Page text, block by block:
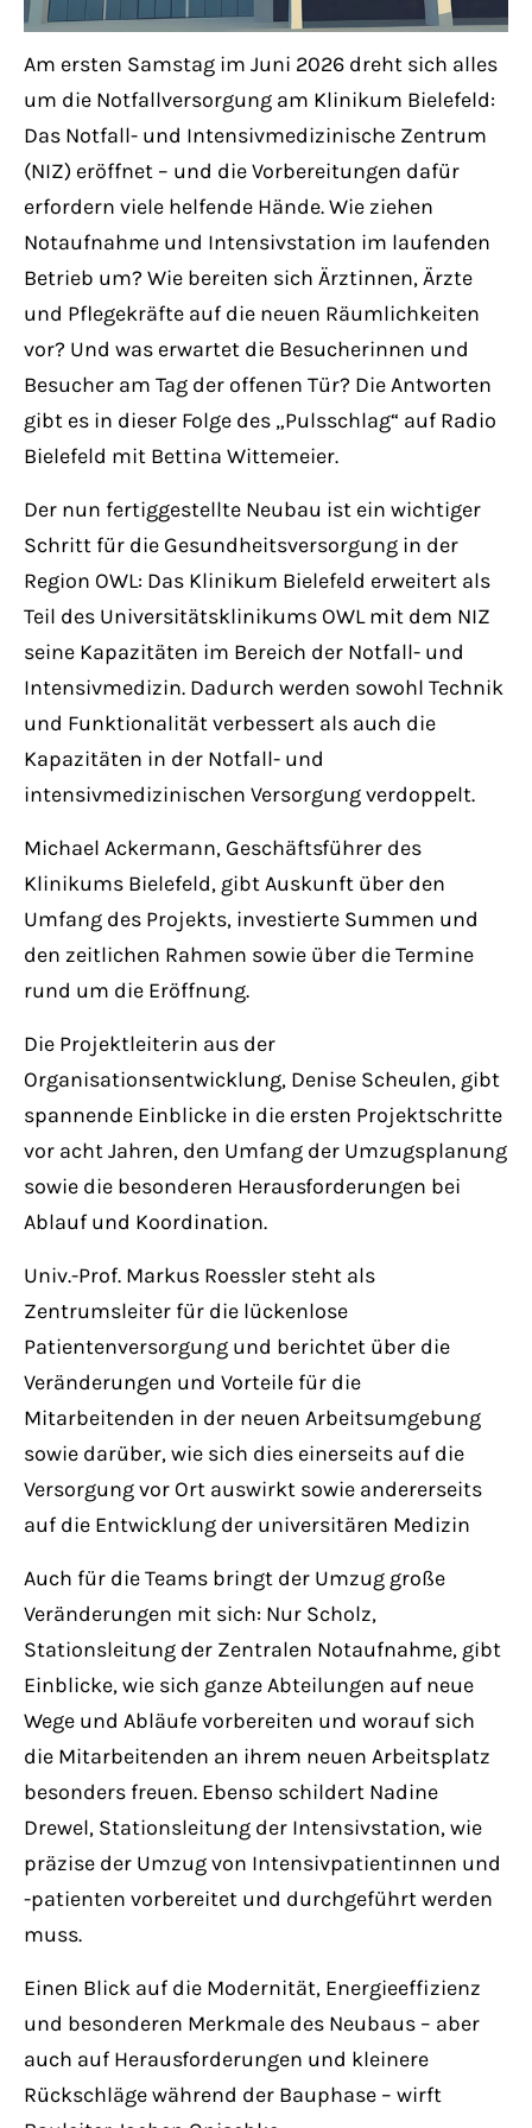
Have any questions?
Drop us a line
info@yourdomain.com
About us
Lorem ipsum dolor sit amet, consectetuer
adipiscing elit.
massa. Cum sociis natoque penatibus et
magnis dis parturient montes, nascetur
nec.
Am ersten Samstag im Juni 2026 dreht sich alles
um die Notfallversorgung am Klinikum Bielefeld:
Das Notfall- und Intensivmedizinische Zentrum
(NIZ) eröffnet – und die Vorbereitungen dafür
erfordern viele helfende Hände. Wie ziehen
Notaufnahme und Intensivstation im laufenden
Betrieb um? Wie bereiten sich Ärztinnen, Ärzte
und Pflegekräfte auf die neuen Räumlichkeiten
vor? Und was erwartet die Besucherinnen und
Besucher am Tag der offenen Tür? Die Antworten
gibt es in dieser Folge des „Pulsschlag“ auf Radio
Bielefeld mit Bettina Wittemeier.
Der nun fertiggestellte Neubau ist ein wichtiger
Schritt für die Gesundheitsversorgung in der
Region OWL: Das Klinikum Bielefeld erweitert als
Teil des Universitätsklinikums OWL mit dem NIZ
seine Kapazitäten im Bereich der Notfall- und
Intensivmedizin. Dadurch werden sowohl Technik
und Funktionalität verbessert als auch die
Kapazitäten in der Notfall- und
intensivmedizinischen Versorgung verdoppelt.
Michael Ackermann, Geschäftsführer des
Klinikums Bielefeld, gibt Auskunft über den
Umfang des Projekts, investierte Summen und
den zeitlichen Rahmen sowie über die Termine
rund um die Eröffnung.
Die Projektleiterin aus der
Organisationsentwicklung, Denise Scheulen, gibt
spannende Einblicke in die ersten Projektschritte
vor acht Jahren, den Umfang der Umzugsplanung
sowie die besonderen Herausforderungen bei
Ablauf und Koordination.
Univ.-Prof. Markus Roessler steht als
Zentrumsleiter für die lückenlose
Patientenversorgung und berichtet über die
Veränderungen und Vorteile für die
Mitarbeitenden in der neuen Arbeitsumgebung
sowie darüber, wie sich dies einerseits auf die
Versorgung vor Ort auswirkt sowie andererseits
auf die Entwicklung der universitären Medizin
Auch für die Teams bringt der Umzug große
Veränderungen mit sich: Nur Scholz,
Stationsleitung der Zentralen Notaufnahme, gibt
Einblicke, wie sich ganze Abteilungen auf neue
Wege und Abläufe vorbereiten und worauf sich
die Mitarbeitenden an ihrem neuen Arbeitsplatz
besonders freuen. Ebenso schildert Nadine
Drewel, Stationsleitung der Intensivstation, wie
präzise der Umzug von Intensivpatientinnen und
-patienten vorbereitet und durchgeführt werden
muss.
Einen Blick auf die Modernität, Energieeffizienz
und besonderen Merkmale des Neubaus – aber
auch auf Herausforderungen und kleinere
Rückschläge während der Bauphase – wirft